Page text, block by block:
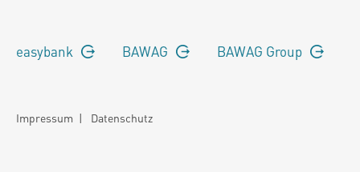
easybank BAWAG BAWAG Group
Impressum | Datenschutz